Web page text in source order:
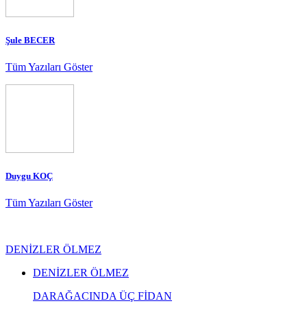
Şule BECER
Tüm Yazıları Göster
Duygu KOÇ
Tüm Yazıları Göster
DENİZLER ÖLMEZ
DENİZLER ÖLMEZ
DARAĞACINDA ÜÇ FİDAN